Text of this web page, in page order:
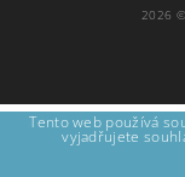
2026 ©
Tento web používá
vyjadřujete